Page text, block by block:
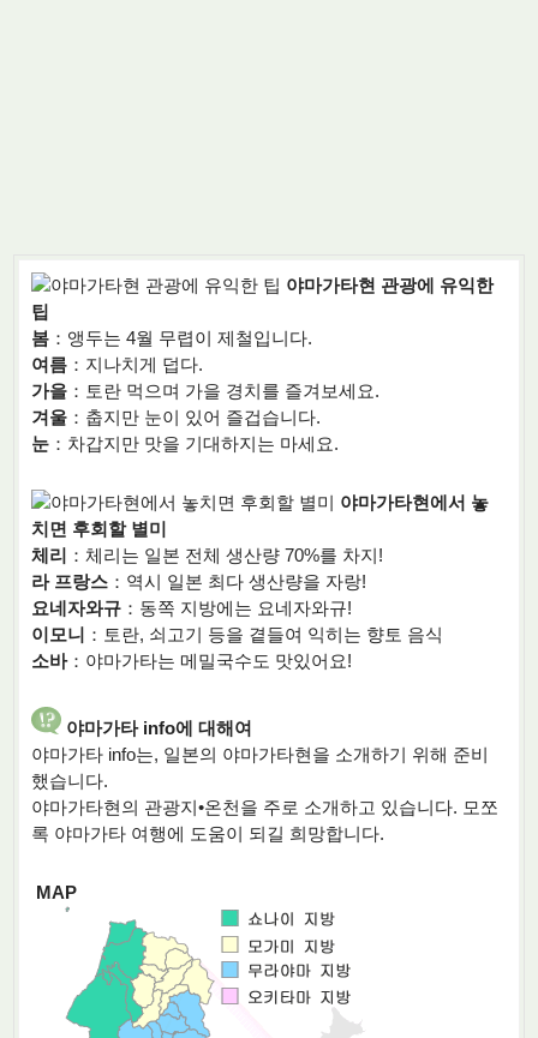
야마가타현 관광에 유익한
팁
봄 ：앵두는 4월 무렵이 제철입니다.
여름 ：지나치게 덥다.
가을 ：토란 먹으며 가을 경치를 즐겨보세요.
겨울 ：춥지만 눈이 있어 즐겁습니다.
눈 ：차갑지만 맛을 기대하지는 마세요.
야마가타현에서 놓
치면 후회할 별미
체리
：체리는 일본 전체 생산량 70%를 차지!
라 프랑스 ：역시 일본 최다 생산량을 자랑!
요네자와규 ：동쪽 지방에는 요네자와규!
이모니
：토란, 쇠고기 등을 곁들여 익히는 향토 음식
소바：야마가타는 메밀국수도 맛있어요!
야마가타 info에 대해여
야마가타 info는, 일본의 야마가타현을 소개하기 위해 준비
했습니다.
야마가타현의 관광지•온천을 주로 소개하고 있습니다. 모쪼
록 야마가타 여행에 도움이 되길 희망합니다.
MAP